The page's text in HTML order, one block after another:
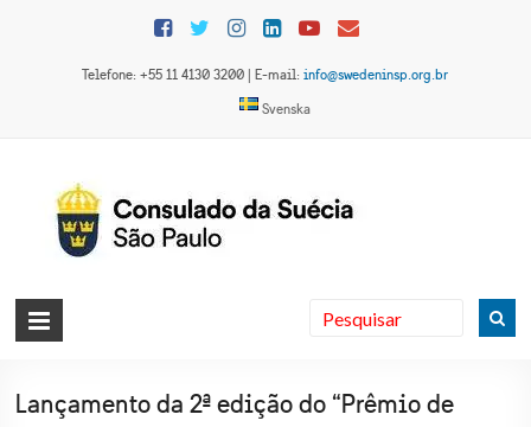
Telefone: +55 11 4130 3200 | E-mail:info@swedeninsp.org.br
Svenska
Consulado
em São
Lançamento da 2ª edição do “Prêmio de